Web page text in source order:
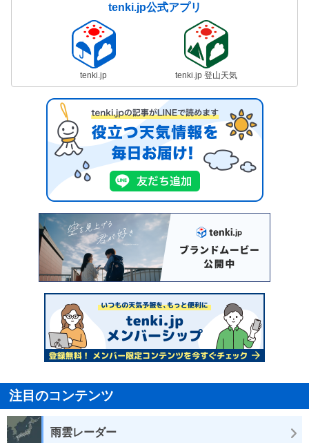
tenki.jp公式アプリ
tenki.jp tenki.jp 登山天気
注目のコンテンツ
雨雲レーダー